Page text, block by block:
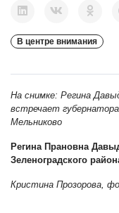
В центре внимания
На снимке: Регина
встречает
Мельниково
Регина Прановна
Зеленоградского
Кристина Прозорова,